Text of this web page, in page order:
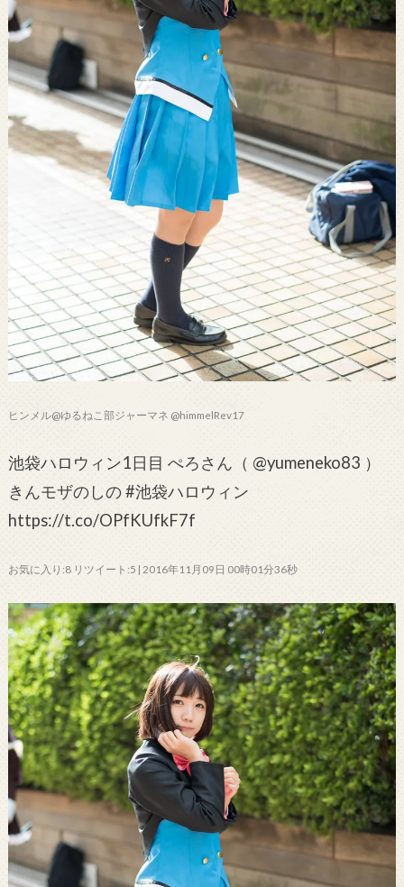
ヒンメル@ゆるねこ部ジャーマネ @himmelRev17
池袋ハロウィン1日目 ぺろさん（ @yumeneko83 ）
きんモザのしの #池袋ハロウィン
https://t.co/OPfKUfkF7f
お気に入り:8 リツイート:5 | 2016年11月09日 00時01分36秒